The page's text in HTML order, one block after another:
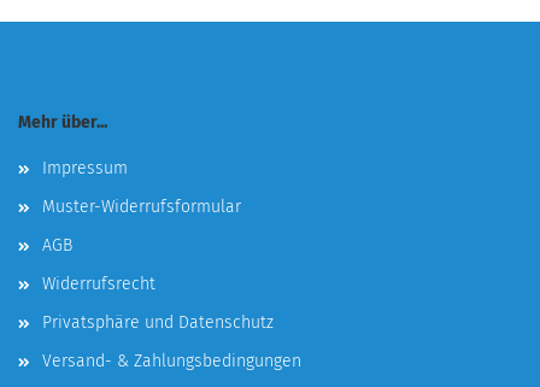
Mehr über...
Impressum
Muster-Widerrufsformular
AGB
Widerrufsrecht
Privatsphäre und Datenschutz
Versand- & Zahlungsbedingungen